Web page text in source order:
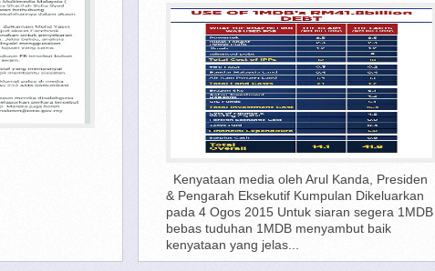
Kenyataan media oleh Arul Kanda, Presiden
& Pengarah Eksekutif Kumpulan Dikeluarkan
pada 4 Ogos 2015 Untuk siaran segera 1MDB
bebas tuduhan 1MDB menyambut baik
kenyataan yang jelas...